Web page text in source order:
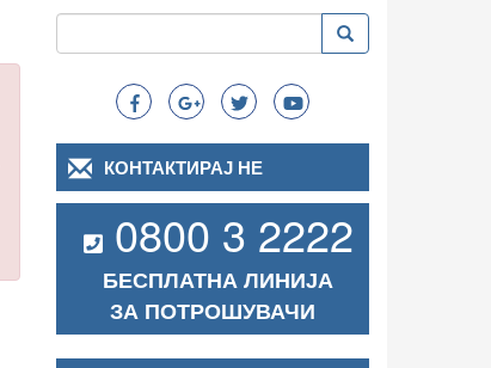
Search
Пребарување Пребарување
КОНТАКТИРАЈ НЕ
0800 3 2222
БЕСПЛАТНА ЛИНИЈА
ЗА ПОТРОШУВАЧИ